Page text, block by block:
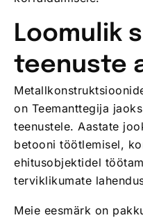
Loomulik
teenuste
on Teemanttegija
teenustele. Aastate
betooni töötlemisel,
ehitusobjektidel
terviklikumate
Meie eesmärk on